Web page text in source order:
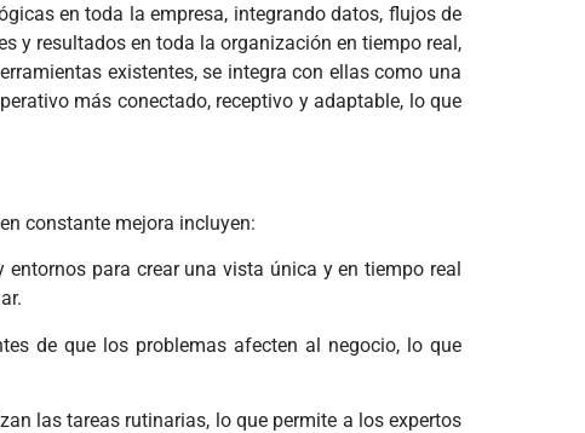
en toda la empresa, integrando datos, flujos de
y resultados en toda la organización en tiempo real,
existentes, se integra con ellas como una
más conectado, receptivo y adaptable, lo que
constante mejora incluyen:
para crear una vista única y en tiempo real
de que los problemas afecten al negocio, lo que
las tareas rutinarias, lo que permite a los expertos